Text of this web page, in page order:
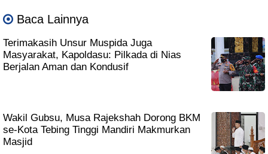
Baca Lainnya
Terimakasih Unsur Muspida Juga
Masyarakat, Kapoldasu: Pilkada di Nias
Berjalan Aman dan Kondusif
Wakil Gubsu, Musa Rajekshah Dorong BKM
se-Kota Tebing Tinggi Mandiri Makmurkan
Masjid